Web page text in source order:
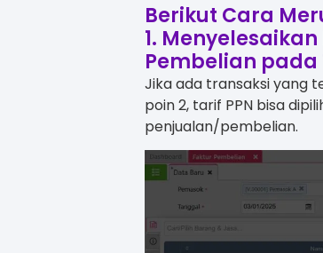
​Berikut Cara
1.
Pembelian pada
Jika ada transaksi yang
poin 2, tarif PPN bisa
penjualan/pembelian.